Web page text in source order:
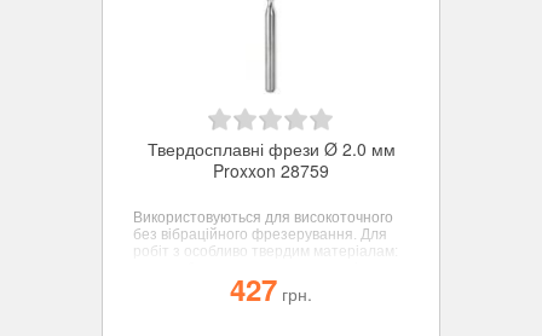
Твердосплавні фрези Ø 2.0 мм
Proxxon 28759
Використовуються для високоточного
без вібраційного фрезерування. Для
робіт з особливо твердим матеріалам:
кольорових металів, пластиків. діам. 2
427 грн.